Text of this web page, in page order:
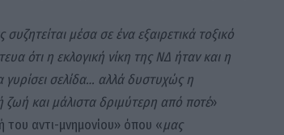
μέσα σε ένα εξαιρετικά τοξικό
ότι η εκλογική νίκη της ΝΔ ήταν και η
γυρίσει σελίδα… αλλά δυστυχώς η
ζωή και μάλιστα δριμύτερη από ποτέ»
του αντι-μνημονίου» όπου «μας